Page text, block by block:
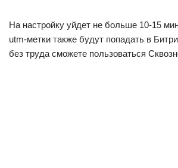
На настройку уйдет не больше 10-15
utm-метки также будут попадать в
без труда сможете пользоваться